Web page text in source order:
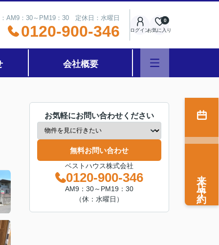
AM9：30～PM19：30 定休日：水曜日
0120-900-346 ログインお気に入り
0
会社概要
お気軽にお問い合わせください
無料お問い合わせ
ベストハウス株式会社
0120-900-346
AM9：30～PM19：30
（休：水曜日）
来店予約